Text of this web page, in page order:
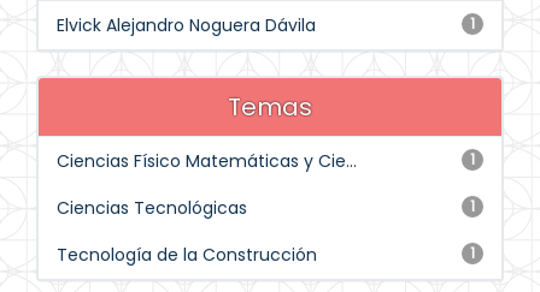
1
Elvick Alejandro Noguera Dávila
Temas
1
Ciencias Físico Matemáticas y Cie...
1
Ciencias Tecnológicas
1
Tecnología de la Construcción